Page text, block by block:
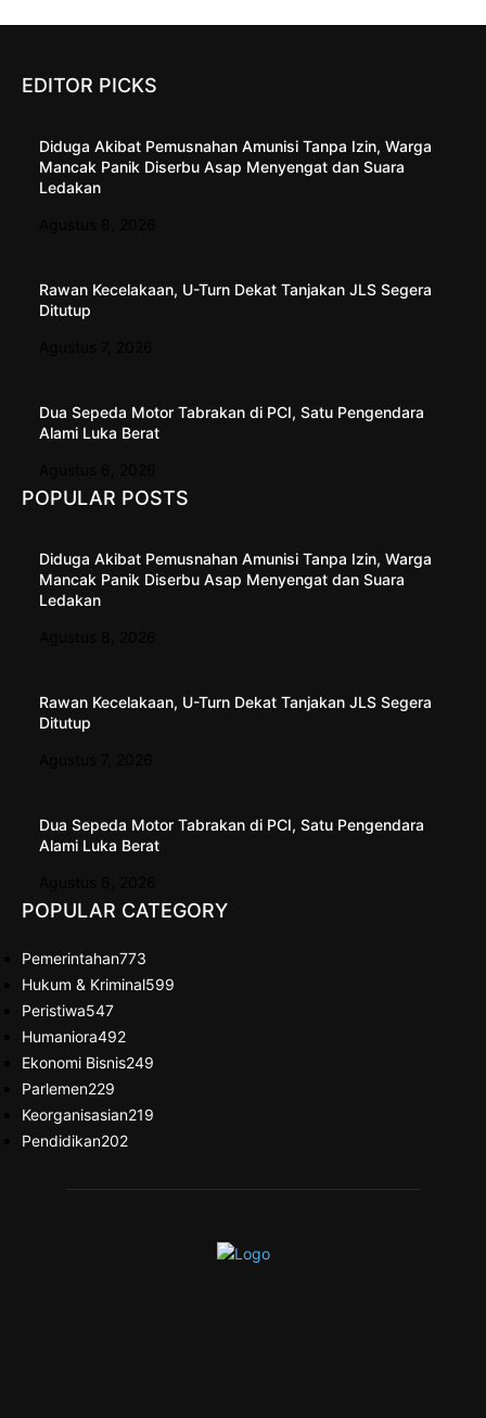
EDITOR PICKS
Diduga Akibat Pemusnahan Amunisi Tanpa Izin, Warga
Mancak Panik Diserbu Asap Menyengat dan Suara
Ledakan
Rawan Kecelakaan, U-Turn Dekat Tanjakan JLS Segera
Ditutup
Dua Sepeda Motor Tabrakan di PCI, Satu Pengendara
Alami Luka Berat
POPULAR POSTS
Diduga Akibat Pemusnahan Amunisi Tanpa Izin, Warga
Mancak Panik Diserbu Asap Menyengat dan Suara
Ledakan
Rawan Kecelakaan, U-Turn Dekat Tanjakan JLS Segera
Ditutup
Dua Sepeda Motor Tabrakan di PCI, Satu Pengendara
Alami Luka Berat
POPULAR CATEGORY
Pemerintahan773
Hukum & Kriminal599
Peristiwa547
Humaniora492
Ekonomi Bisnis249
Parlemen229
Keorganisasian219
Pendidikan202